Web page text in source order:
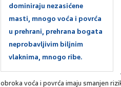
dominiraju nezasićene
masti, mnogo voća i povrća
u prehrani, prehrana bogata
neprobavljivim biljnim
vlaknima, mnogo ribe.
obroka voća i povrća imaju smanjen